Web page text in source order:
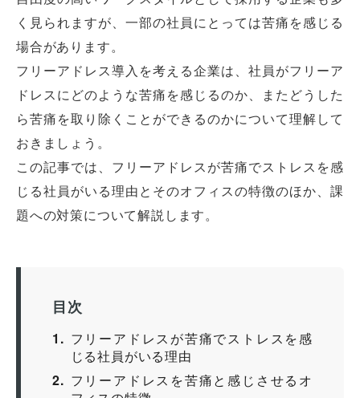
く見られますが、一部の社員にとっては苦痛を感じる
場合があります。
フリーアドレス導入を考える企業は、社員がフリーア
ドレスにどのような苦痛を感じるのか、またどうした
ら苦痛を取り除くことができるのかについて理解して
おきましょう。
この記事では、フリーアドレスが苦痛でストレスを感
じる社員がいる理由とそのオフィスの特徴のほか、課
題への対策について解説します。
目次
1
フリーアドレスが苦痛でストレスを感
じる社員がいる理由
2
フリーアドレスを苦痛と感じさせるオ